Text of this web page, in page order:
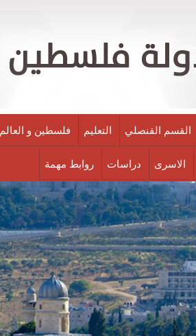
القسم القنصلي التعليم فلسطين و العالم
الاسرى دراسات روابط مهمة